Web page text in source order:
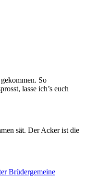
So
lasse ich’s euch
sät. Der Acker ist die
Brüdergemeine